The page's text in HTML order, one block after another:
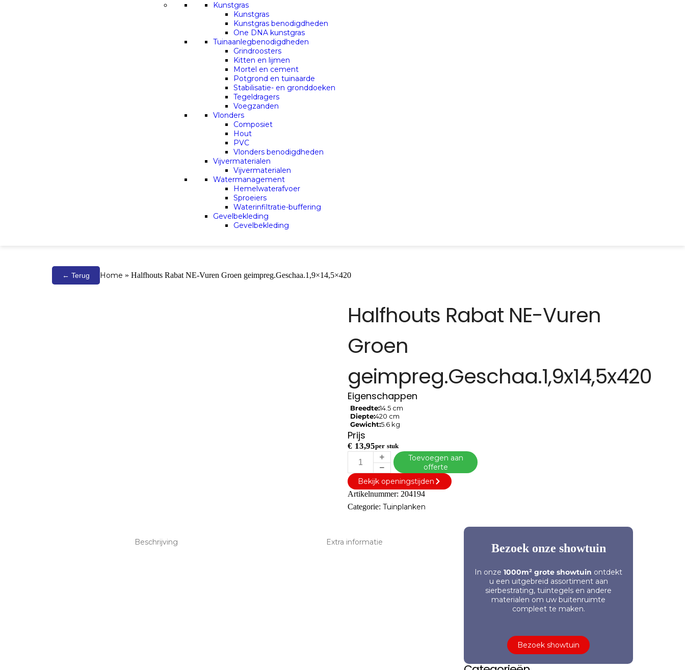
Kunstgras
Kunstgras
Kunstgras benodigdheden
One DNA kunstgras
Tuinaanlegbenodigdheden
Grindroosters
Kitten en lijmen
Mortel en cement
Potgrond en tuinaarde
Stabilisatie- en gronddoeken
Tegeldragers
Voegzanden
Vlonders
Composiet
Hout
PVC
Vlonders benodigdheden
Vijvermaterialen
Vijvermaterialen
Watermanagement
Hemelwaterafvoer
Sproeiers
Waterinfiltratie-buffering
Gevelbekleding
Gevelbekleding
← Terug Home » Halfhouts Rabat NE-Vuren Groen geimpreg.Geschaa.1,9×14,5×420
Halfhouts Rabat NE-Vuren
Groen
geimpreg.Geschaa.1,9x14,5x420
Eigenschappen
Breedte:14.5 cm
Diepte:420 cm
Gewicht:5.6 kg
Prijs
€ 13,95per stuk
Toevoegen aan
offerte
Bekijk openingstijden
Artikelnummer: 204194
Categorie: Tuinplanken
Beschrijving Extra informatie Bezoek onze showtuin
In onze 1000m² grote showtuin ontdekt
u een uitgebreid assortiment aan
sierbestrating, tuintegels en andere
materialen om uw buitenruimte
compleet te maken.
Bezoek showtuin